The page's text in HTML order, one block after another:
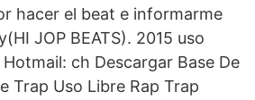
hacer el beat e informarme
JOP BEATS). 2015 uso
ch Descargar Base De
Trap Uso Libre Rap Trap